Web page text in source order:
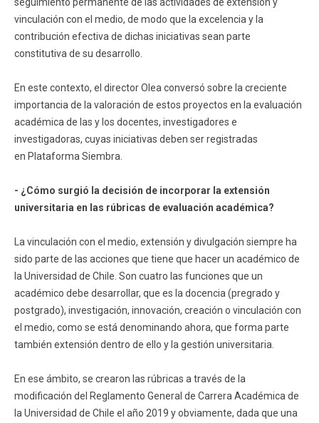
vinculación con el medio, de modo que la excelencia y la
contribución efectiva de dichas iniciativas sean parte
constitutiva de su desarrollo.
En este contexto, el director Olea conversó sobre la creciente
importancia de la valoración de estos proyectos en la evaluación
académica de las y los docentes, investigadores e
investigadoras, cuyas iniciativas deben ser registradas
en Plataforma Siembra.
- ¿Cómo surgió la decisión de incorporar la extensión
universitaria en las rúbricas de evaluación académica?
La vinculación con el medio, extensión y divulgación siempre ha
sido parte de las acciones que tiene que hacer un académico de
la Universidad de Chile. Son cuatro las funciones que un
académico debe desarrollar, que es la docencia (pregrado y
postgrado), investigación, innovación, creación o vinculación con
el medio, como se está denominando ahora, que forma parte
también extensión dentro de ello y la gestión universitaria.
En ese ámbito, se crearon las rúbricas a través de la
modificación del Reglamento General de Carrera Académica de
la Universidad de Chile el año 2019 y obviamente, dada que una